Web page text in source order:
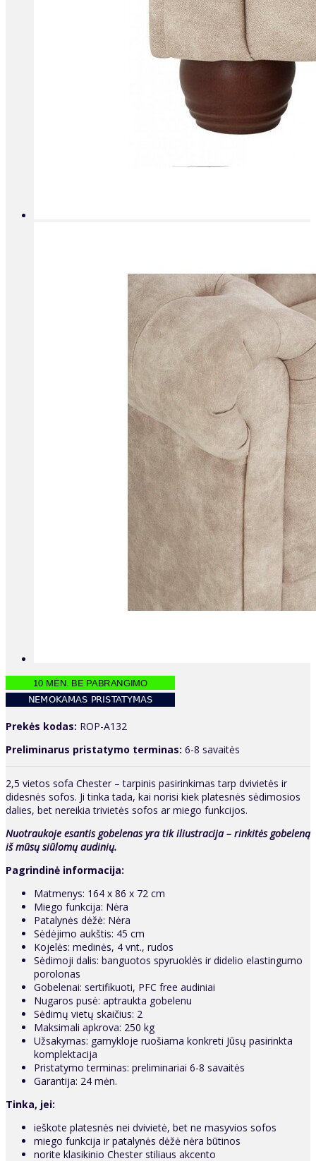
Prekės kodas: ROP-A132
Preliminarus pristatymo terminas: 6-8 savaitės
2,5 vietos sofa Chester – tarpinis pasirinkimas tarp dvivietės ir
didesnės sofos. Ji tinka tada, kai norisi kiek platesnės sėdimosios
dalies, bet nereikia trivietės sofos ar miego funkcijos.
Nuotraukoje esantis gobelenas yra tik iliustracija – rinkitės gobeleną
iš mūsų siūlomų audinių.
Pagrindinė informacija:
Matmenys: 164 x 86 x 72 cm
Miego funkcija: Nėra
Patalynės dėžė: Nėra
Sėdėjimo aukštis: 45 cm
Kojelės: medinės, 4 vnt., rudos
Sėdimoji dalis: banguotos spyruoklės ir didelio elastingumo
porolonas
Gobelenai: sertifikuoti, PFC free audiniai
Nugaros pusė: aptraukta gobelenu
Sėdimų vietų skaičius: 2
Maksimali apkrova: 250 kg
Užsakymas: gamykloje ruošiama konkreti Jūsų pasirinkta
komplektacija
Pristatymo terminas: preliminariai 6-8 savaitės
Garantija: 24 mėn.
Tinka, jei:
ieškote platesnės nei dvivietė, bet ne masyvios sofos
miego funkcija ir patalynės dėžė nėra būtinos
norite klasikinio Chester stiliaus akcento